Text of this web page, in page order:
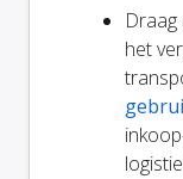
Draag
het